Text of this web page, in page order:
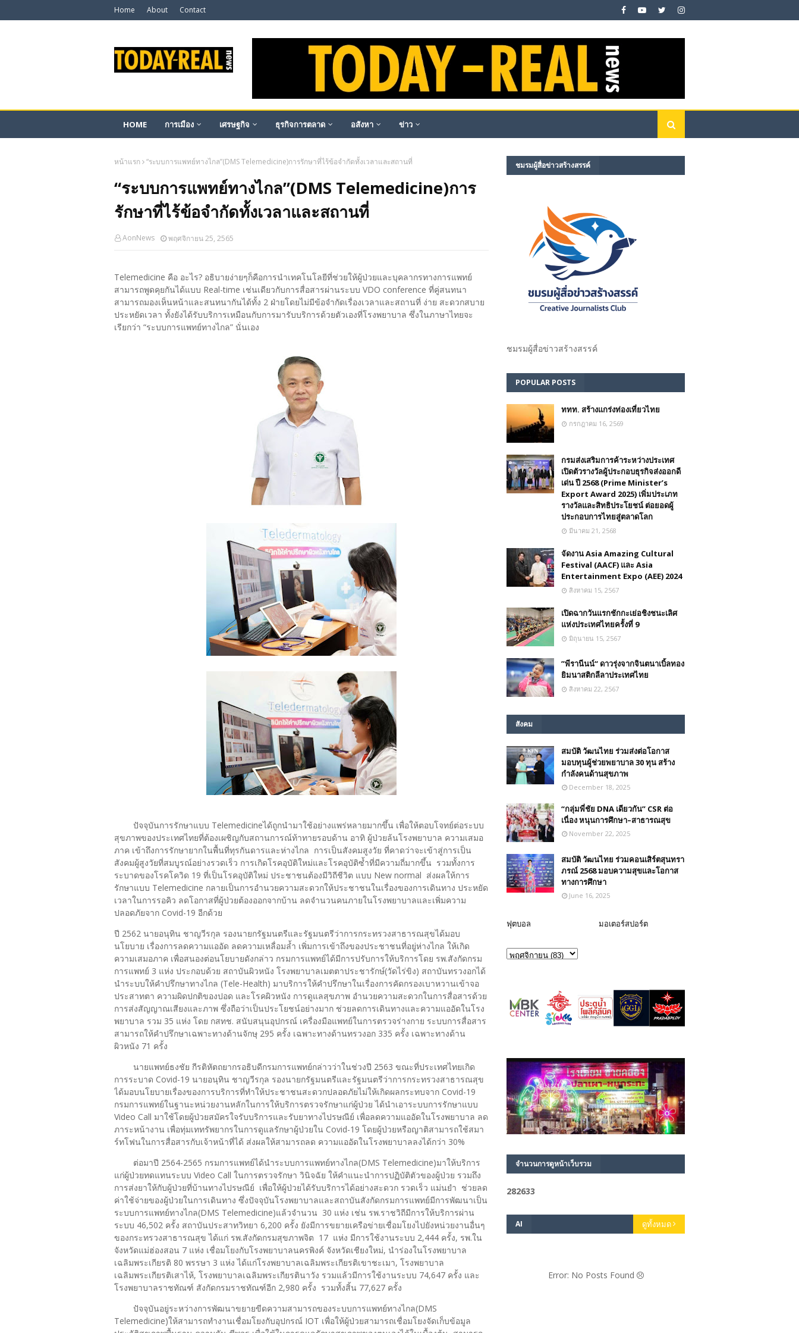
Home About Contact
HOME การเมือง เศรษฐกิจ ธุรกิจการตลาด อสังหา ข่าว
หน้าแรก “ระบบการแพทย์ทางไกล”(DMS Telemedicine)การรักษาที่ไร้ข้อจำกัดทั้งเวลาและสถานที่
“ระบบการแพทย์ทางไกล”(DMS Telemedicine)การ
รักษาที่ไร้ข้อจำกัดทั้งเวลาและสถานที่
AonNews พฤศจิกายน 25, 2565
Telemedicine คือ อะไร? อธิบายง่ายๆก็คือการนําเทคโนโลยีที่ช่วยให้ผู้ป่วยและบุคลากรทางการแพทย์
สามารถพูดคุยกันได้แบบ Real-time เช่นเดียวกับการสื่อสารผ่านระบบ VDO conference ที่คู่สนทนา
สามารถมองเห็นหน้าและสนทนากันได้ทั้ง 2 ฝ่ายโดยไม่มีข้อจำกัดเรื่องเวลาและสถานที่ ง่าย สะดวกสบาย
ประหยัดเวลา ทั้งยังได้รับบริการเหมือนกับการมารับบริการด้วยตัวเองที่โรงพยาบาล ซึ่งในภาษาไทยจะ
เรียกว่า “ระบบการแพทย์ทางไกล” นั่นเอง
ปัจจุบันการรักษาแบบ Telemedicineได้ถูกนำมาใช้อย่างแพร่หลายมากขึ้น เพื่อให้ตอบโจทย์ต่อระบบ
สุขภาพของประเทศไทยที่ต้องเผชิญกับสถานการณ์ท้าทายรอบด้าน อาทิ ผู้ป่วยล้นโรงพยาบาล ความเสมอ
ภาค เข้าถึงการรักษายากในพื้นที่ทุรกันดารและห่างไกล การเป็นสังคมสูงวัย ที่คาดว่าจะเข้าสู่การเป็น
สังคมผู้สูงวัยที่สมบูรณ์อย่างรวดเร็ว การเกิดโรคอุบัติใหม่และโรคอุบัติซ้ำที่มีความถี่มากขึ้น รวมทั้งการ
ระบาดของโรคโควิด 19 ที่เป็นโรคอุบัติใหม่ ประชาชนต้องมีวิถีชีวิต แบบ New normal ส่งผลให้การ
รักษาแบบ Telemedicine กลายเป็นการอำนวยความสะดวกให้ประชาชนในเรื่องของการเดินทาง ประหยัด
เวลาในการรอคิว ลดโอกาสที่ผู้ป่วยต้องออกจากบ้าน ลดจำนวนคนภายในโรงพยาบาลและเพิ่มความ
ปลอดภัยจาก Covid-19 อีกด้วย
ปี 2562 นายอนุทิน ชาญวีรกุล รองนายกรัฐมนตรีและรัฐมนตรีว่าการกระทรวงสาธารณสุขได้มอบ
นโยบาย เรื่องการลดความแออัด ลดความเหลื่อมล้ำ เพิ่มการเข้าถึงของประชาชนที่อยู่ห่างไกล ให้เกิด
ความเสมอภาค เพื่อสนองต่อนโยบายดังกล่าว กรมการแพทย์ได้มีการปรับการให้บริการโดย รพ.สังกัดกรม
การแพทย์ 3 แห่ง ประกอบด้วย สถาบันผิวหนัง โรงพยาบาลเมตตาประชารักษ์(วัดไร่ขิง) สถาบันทรวงอกได้
นำระบบให้คำปรึกษาทางไกล (Tele-Health) มาบริการให้คำปรึกษาในเรื่องการคัดกรองเบาหวานเข้าจอ
ประสาทตา ความผิดปกติของปอด และโรคผิวหนัง การดูแลสุขภาพ อำนวยความสะดวกในการสื่อสารด้วย
การส่งสัญญาณเสียงและภาพ ซึ่งถือว่าเป็นประโยชน์อย่างมาก ช่วยลดการเดินทางและความแออัดในโรง
พยาบาล รวม 35 แห่ง โดย กสทช. สนับสนุนอุปกรณ์ เครื่องมือแพทย์ในการตรวจร่างกาย ระบบการสื่อสาร
สามารถให้คำปรึกษาเฉพาะทางด้านจักษุ 295 ครั้ง เฉพาะทางด้านทรวงอก 335 ครั้ง เฉพาะทางด้าน
ผิวหนัง 71 ครั้ง
นายแพทย์ธงชัย กีรติหัตถยากรอธิบดีกรมการแพทย์กล่าวว่าในช่วงปี 2563 ขณะที่ประเทศไทยเกิด
การระบาด Covid-19 นายอนุทิน ชาญวีรกุล รองนายกรัฐมนตรีและรัฐมนตรีว่าการกระทรวงสาธารณสุข
ได้มอบนโยบายเรื่องของการบริการที่ทำให้ประชาชนสะดวกปลอดภัยไม่ให้เกิดผลกระทบจาก Covid-19
กรมการแพทย์ในฐานะหน่วยงานหลักในการให้บริการตรวจรักษาแก่ผู้ป่วย ได้นำเอาระบบการรักษาแบบ
Video Call มาใช้โดยผู้ป่วยสมัครใจรับบริการและรับยาทางไปรษณีย์ เพื่อลดความแออัดในโรงพยาบาล ลด
ภาระหน้างาน เพื่อทุ่มเททรัพยากรในการดูแลรักษาผู้ป่วยใน Covid-19 โดยผู้ป่วยหรือญาติสามารถใช้สมา
ร์ทโฟนในการสื่อสารกับเจ้าหน้าที่ได้ ส่งผลให้สามารถลด ความแออัดในโรงพยาบาลลงได้กว่า 30%
ต่อมาปี 2564-2565 กรมการแพทย์ได้นำระบบการแพทย์ทางไกล(DMS Telemedicine)มาให้บริการ
แก่ผู้ป่วยทดแทนระบบ Video Call ในการตรวจรักษา วินิจฉัย ให้คำแนะนำการปฏิบัติตัวของผู้ป่วย รวมถึง
การส่งยาให้กับผู้ป่วยที่บ้านทางไปรษณีย์ เพื่อให้ผู้ป่วยได้รับบริการได้อย่างสะดวก รวดเร็ว แม่นยำ ช่วยลด
ค่าใช้จ่ายของผู้ป่วยในการเดินทาง ซึ่งปัจจุบันโรงพยาบาลและสถาบันสังกัดกรมการแพทย์มีการพัฒนาเป็น
ระบบการแพทย์ทางไกล(DMS Telemedicine)แล้วจำนวน 30 แห่ง เช่น รพ.ราชวิถีมีการให้บริการผ่าน
ระบบ 46,502 ครั้ง สถาบันประสาทวิทยา 6,200 ครั้ง ยังมีการขยายเครือข่ายเชื่อมโยงไปยังหน่วยงานอื่นๆ
ของกระทรวงสาธารณสุข ได้แก่ รพ.สังกัดกรมสุขภาพจิต 17 แห่ง มีการใช้งานระบบ 2,444 ครั้ง, รพ.ใน
จังหวัดแม่ฮ่องสอน 7 แห่ง เชื่อมโยงกับโรงพยาบาลนครพิงค์ จังหวัดเชียงใหม่, นำร่องในโรงพยาบาล
เฉลิมพระเกียรติ 80 พรรษา 3 แห่ง ได้แก่โรงพยาบาลเฉลิมพระเกียรติเขาชะเมา, โรงพยาบาล
เฉลิมพระเกียรติเสาไห้, โรงพยาบาลเฉลิมพระเกียรตินาวัง รวมแล้วมีการใช้งานระบบ 74,647 ครั้ง และ
โรงพยาบาลราชทัณฑ์ สังกัดกรมราชทัณฑ์อีก 2,980 ครั้ง รวมทั้งสิ้น 77,627 ครั้ง
ปัจจุบันอยู่ระหว่างการพัฒนาขยายขีดความสามารถของระบบการแพทย์ทางไกล(DMS
Telemedicine)ให้สามารถทำงานเชื่อมโยงกับอุปกรณ์ IOT เพื่อให้ผู้ป่วยสามารถเชื่อมโยงจัดเก็บข้อมูล
ชมรม​ผู้สื่อข่าวสร้างสรรค์​
ชมรม​ผู้สื่อข่าวสร้างสรรค์​
POPULAR POSTS
ททท. สร้างแกร่งท่องเที่ยวไทย
กรกฎาคม 16, 2569
กรมส่งเสริมการค้าระหว่างประเทศ
เปิดตัวรางวัลผู้ประกอบธุรกิจส่งออกดี
เด่น ปี 2568 (Prime Minister’s
Export Award 2025) เพิ่มประเภท
รางวัลและสิทธิประโยชน์ ต่อยอดผู้
ประกอบการไทยสู่ตลาดโลก
มีนาคม 21, 2568
จัดงาน Asia Amazing Cultural
Festival (AACF) และ Asia
Entertainment Expo (AEE) 2024
สิงหาคม 15, 2567
เปิดฉากวันแรกชักกะเย่อชิงชนะเลิศ
แห่งประเทศไทยครั้งที่ 9
มิถุนายน 15, 2567
”พีรานีนน์“​ ดาวรุ่งจากจินตนาเบิ้ลทอง
ยิมนาสติกลีลาประเทศไทย
สิงหาคม 22, 2567
สังคม
สมบัติ วัฒนไทย ร่วมส่งต่อโอกาส
มอบทุนผู้ช่วยพยาบาล 30 ทุน สร้าง
กำลังคนด้านสุขภาพ
December 18, 2025
“กลุ่มพี่ชัย DNA เดียวกัน” CSR ต่อ
เนื่อง หนุนการศึกษา–สาธารณสุข
November 22, 2025
สมบัติ วัฒนไทย ร่วมคอนเสิร์ตสุนทรา
ภรณ์ 2568 มอบความสุขและโอกาส
ทางการศึกษา
June 16, 2025
ฟุตบอล มอเตอร์สปอร์ต
จำนวนการดูหน้าเว็บรวม
282633
AI ดูทั้งหมด
Error: No Posts Found